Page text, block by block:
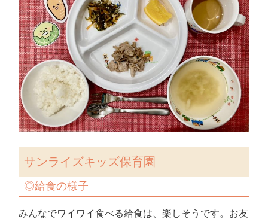
サンライズキッズ保育園
◎給食の様子
みんなでワイワイ食べる給食は、楽しそうです。お友